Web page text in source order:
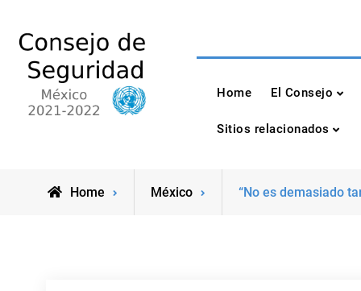
content
Consejo de
México 2021-2022
Home El Consejo
Sitios relacionados
Home México “No es demasiado